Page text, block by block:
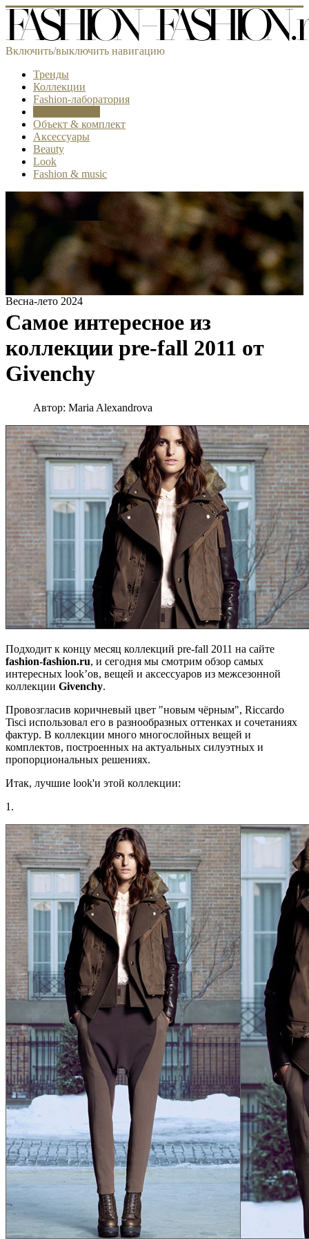
Включить/выключить навигацию
Тренды
Коллекции
Fashion-лаборатория
Объект & комплект
Аксессуары
Beauty
Look
Fashion & music
Весна-лето 2024
Самое интересное из
коллекции pre-fall 2011 от
Givenchy
Автор: Maria Alexandrova
Подходит к концу месяц коллекций pre-fall 2011 на сайте
fashion-fashion.ru, и сегодня мы смотрим обзор самых
интересных look’ов, вещей и аксессуаров из межсезонной
коллекции Givenchy.
Провозгласив коричневый цвет "новым чёрным", Riccardo
Tisci использовал его в разнообразных оттенках и сочетаниях
фактур. В коллекции много многослойных вещей и
комплектов, построенных на актуальных силуэтных и
пропорциональных решениях.
Итак, лучшие look'и этой коллекции:
1.